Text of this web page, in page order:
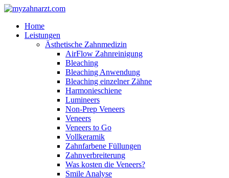
Home
Leistungen
Ästhetische Zahnmedizin
AirFlow Zahnreinigung
Bleaching
Bleaching Anwendung
Bleaching einzelner Zähne
Harmonieschiene
Lumineers
Non-Prep Veneers
Veneers
Veneers to Go
Vollkeramik
Zahnfarbene Füllungen
Zahnverbreiterung
Was kosten die Veneers?
Smile Analyse